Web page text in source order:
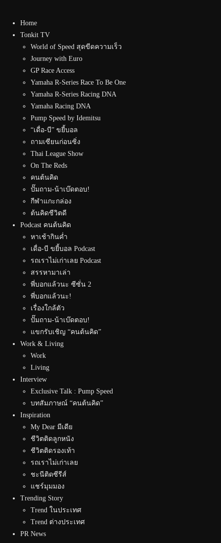
Home
Tonkit TV
World of Speed สุดขีดความเร็ว
Journey with Euro
GP Race Access
Yamaha R-Series Race To Be One
Yamaha R-Series Racing DNA
Yamaha Racing DNA
Pump Speed by Idemitsu
“เดื่อ-บี” ขยี้บอล
ถามเซียนก่อนซิ่ง
Thai League Show
On The Reds
คนต้นคิด
ปั๊มถาม-น้าเบ๊ดตอบ!
กีฬาแกะกล่อง
ต้นคิดชีวิตดี
Podcast คนต้นคิด
หาเช้ากินค่ำ
เดื่อ-บี ขยี้บอล Podcast
รถเราไม่เก่าเลย Podcast
สรรหามาเล่า
พี่บอกแล้วนะ ซีซั่น 2
พี่บอกแล้วนะ!
เรื่องใกล้ตัว
ปั๊มถาม-น้าเบ๊ดตอบ!
แขกรับเชิญ “คนต้นคิด”
Work & Living
Work
Living
Interview
Exclusive Talk : Pump Speed
บทสัมภาษณ์ “คนต้นคิด”
Inspiration
My Dear มีเดีย
ชีวิตติดลูกหนัง
ชีวิตติดรองเท้า
รถเราไม่เก่าเลย
ชะนีติดซีรีส์
แชร์มุมมอง
Trending Story
Trend ในประเทศ
Trend ต่างประเทศ
PR News